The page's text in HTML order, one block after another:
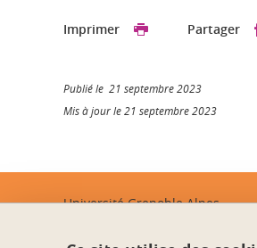
Imprimer Partager
Publié le 21 septembre 2023
Mis à jour le 21 septembre 2023
Université Grenoble Alpes